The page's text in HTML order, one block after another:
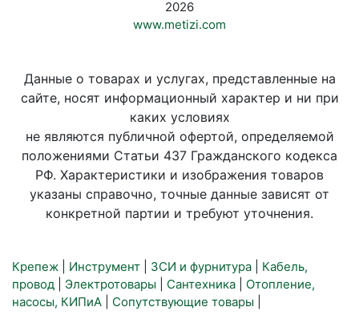
2026
www.metizi.com
Данные о товарах и услугах, представленные на
сайте, носят информационный характер и ни при
каких условиях
не являются публичной офертой, определяемой
положениями Статьи 437 Гражданского кодекса
РФ. Характеристики и изображения товаров
указаны справочно, точные данные зависят от
конкретной партии и требуют уточнения.
Крепеж Инструмент ЗСИ и фурнитура
Кабель,
провод
Электротовары Сантехника
Отопление,
насосы, КИПиА
Сопутствующие товары